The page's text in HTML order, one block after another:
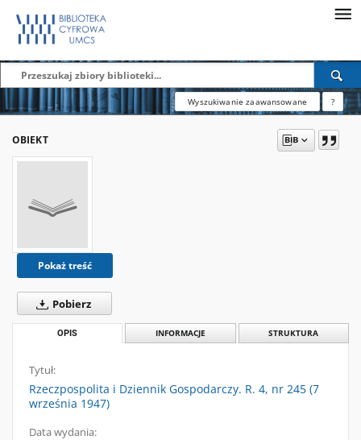
Wyszukiwanie zaawansowane ?
OBIEKT
Pokaż treść
Pobierz
OPIS INFORMACJE STRUKTURA
Tytuł:
Rzeczpospolita i Dziennik Gospodarczy. R. 4, nr 245 (7
września 1947)
Data wydania: